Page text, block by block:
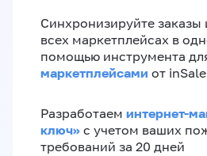
Синхронизируйте заказы
всех маркетплейсах в
помощью инструмента
маркетплейсами от
Разработаем интернет-
ключ»‎ с учетом ваших
требований за 20 дней